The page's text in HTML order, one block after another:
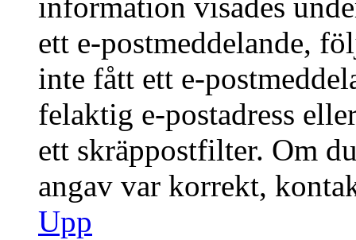
ett e-postmeddelande,
inte fått ett e-
felaktig e-postadress
ett skräppostfilter. Om
angav var korrekt,
Upp